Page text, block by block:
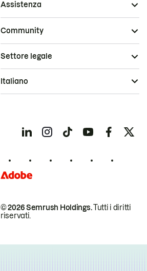
Assistenza
Community
© 2026 Semrush Holdings.Tutti i diritti
riservati.
Settore legale
Italiano